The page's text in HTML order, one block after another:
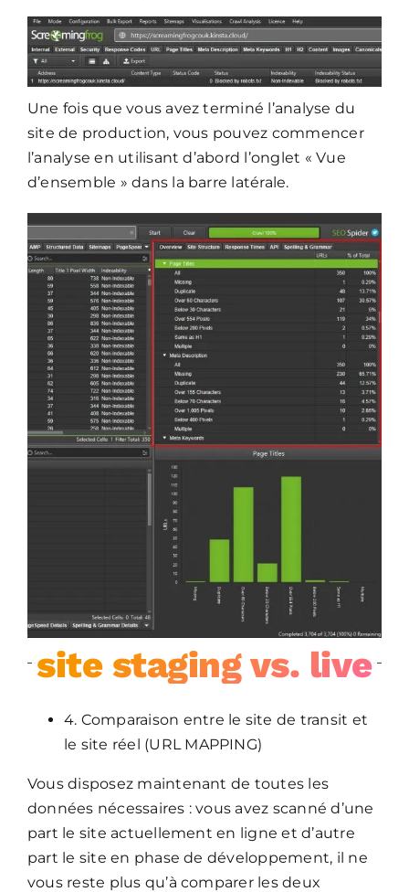
Une fois que vous avez terminé l’analyse du
site de production, vous pouvez commencer
l’analyse en utilisant d’abord l’onglet « Vue
d’ensemble » dans la barre latérale.
site staging vs. live
4. Comparaison entre le site de transit et
le site réel (URL MAPPING)
Vous disposez maintenant de toutes les
données nécessaires : vous avez scanné d’une
part le site actuellement en ligne et d’autre
part le site en phase de développement, il ne
vous reste plus qu’à comparer les deux